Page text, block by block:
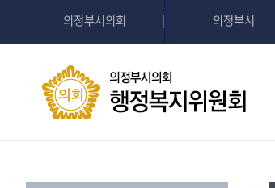
의정부시의회 의정부시